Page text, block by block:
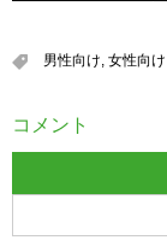
男性向け 女性向け
コメント